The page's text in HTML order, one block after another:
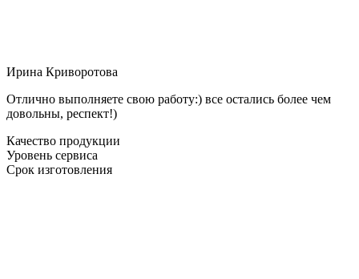
Ирина Криворотова
Отлично выполняете свою работу:) все остались более чем
довольны, респект!)
Качество продукции
Уровень сервиса
Срок изготовления